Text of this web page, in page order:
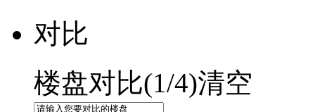
对比
楼盘对比(1/4)清空